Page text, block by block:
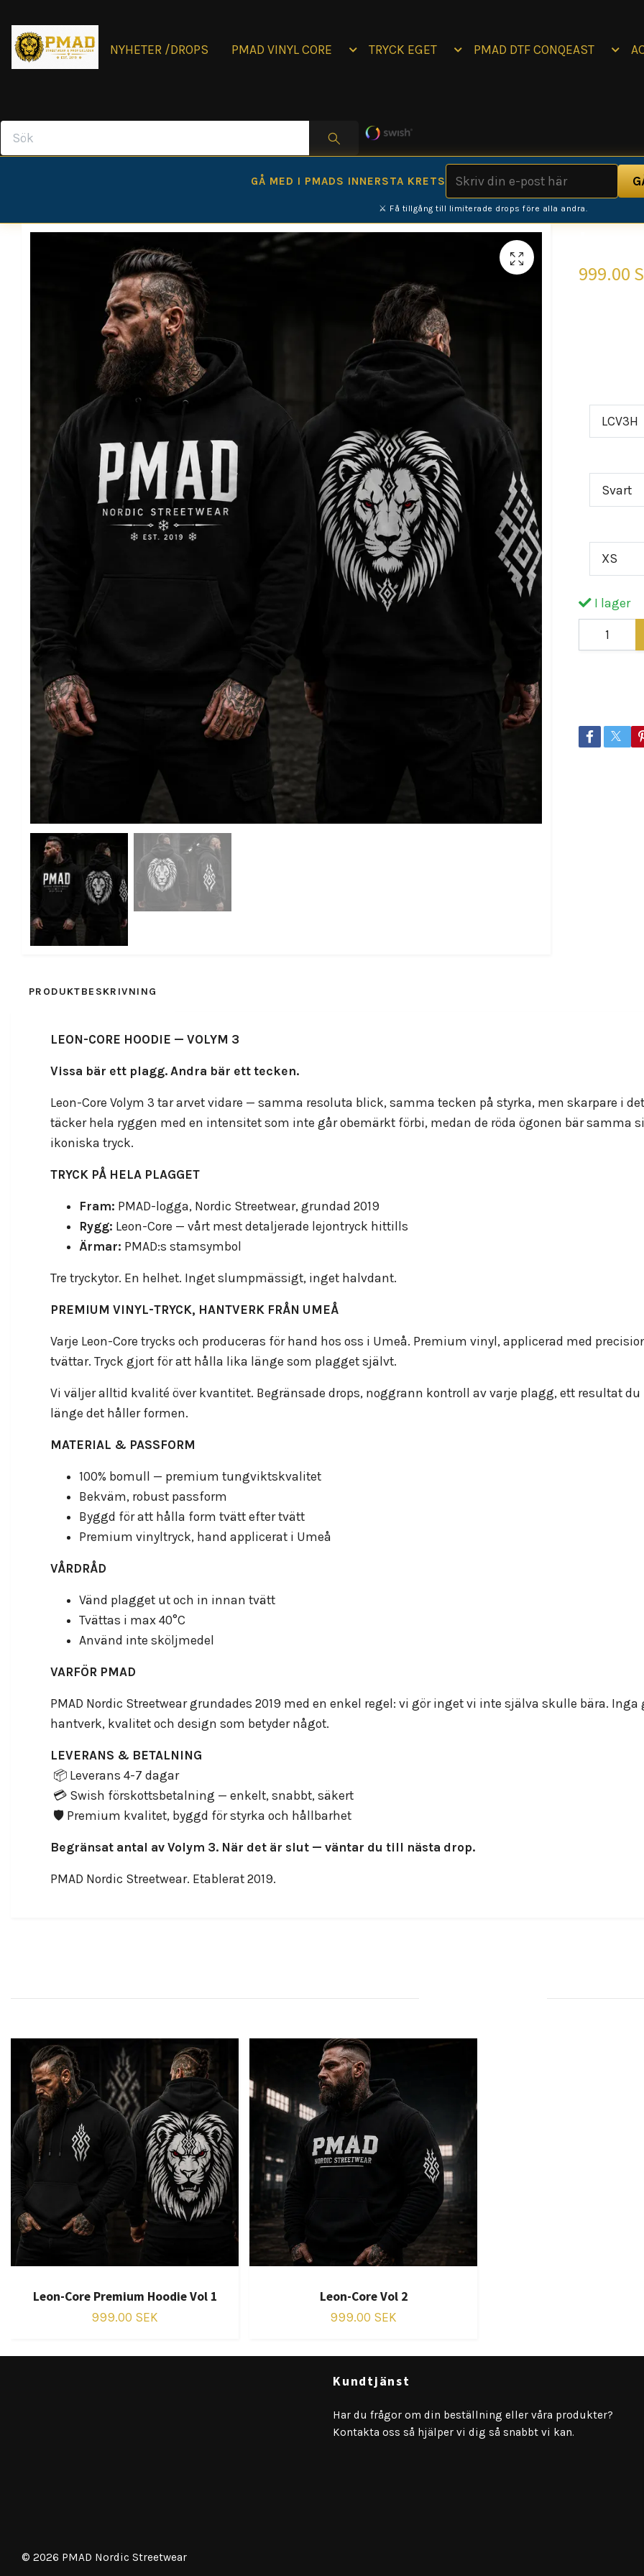
NYHETER /DROPS PMAD VINYL CORE TRYCK EGET PMAD DTF CONQEAST
GÅ MED I PMADS INNERSTA KRETS
⚔️ Få tillgång till limiterade drops före alla andra.
999.00
LCV3H
Svart
XS
I lager
PRODUKTBESKRIVNING
LEON-CORE HOODIE — VOLYM 3
Vissa bär ett plagg. Andra bär ett tecken.
Leon-Core Volym 3 tar arvet vidare — samma resoluta blick, samma tecken på styrka, men skarpare i
täcker hela ryggen med en intensitet som inte går obemärkt förbi, medan de röda ögonen bär samma
ikoniska tryck.
TRYCK PÅ HELA PLAGGET
Fram: PMAD-logga, Nordic Streetwear, grundad 2019
Rygg: Leon-Core — vårt mest detaljerade lejontryck hittills
Ärmar: PMAD:s stamsymbol
Tre tryckytor. En helhet. Inget slumpmässigt, inget halvdant.
PREMIUM VINYL-TRYCK, HANTVERK FRÅN UMEÅ
Varje Leon-Core trycks och produceras för hand hos oss i Umeå. Premium vinyl, applicerad med
tvättar. Tryck gjort för att hålla lika länge som plagget självt.
Vi väljer alltid kvalité över kvantitet. Begränsade drops, noggrann kontroll av varje plagg, ett resultat
länge det håller formen.
MATERIAL & PASSFORM
100% bomull — premium tungviktskvalitet
Bekväm, robust passform
Byggd för att hålla form tvätt efter tvätt
Premium vinyltryck, hand applicerat i Umeå
VÅRDRÅD
Vänd plagget ut och in innan tvätt
Tvättas i max 40°C
Använd inte sköljmedel
VARFÖR PMAD
PMAD Nordic Streetwear grundades 2019 med en enkel regel: vi gör inget vi inte själva skulle bära.
hantverk, kvalitet och design som betyder något.
LEVERANS & BETALNING
📦 Leverans 4-7 dagar
💳 Swish förskottsbetalning — enkelt, snabbt, säkert
🛡️ Premium kvalitet, byggd för styrka och hållbarhet
Begränsat antal av Volym 3. När det är slut — väntar du till nästa drop.
PMAD Nordic Streetwear. Etablerat 2019.
Leon-Core Premium Hoodie Vol 1
999.00 SEK
Leon-Core Vol 2
999.00 SEK
Kundtjänst
Har du frågor om din beställning eller våra produkter?
Kontakta oss så hjälper vi dig så snabbt vi kan.
© 2026 PMAD Nordic Streetwear